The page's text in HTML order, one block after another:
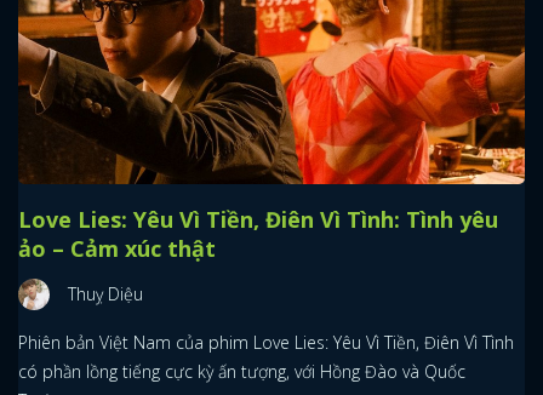
Love Lies: Yêu Vì Tiền, Điên Vì Tình: Tình yêu
ảo – Cảm xúc thật
Thuỵ Diệu
Phiên bản Việt Nam của phim Love Lies: Yêu Vì Tiền, Điên Vì Tình
có phần lồng tiếng cực kỳ ấn tượng, với Hồng Đào và Quốc